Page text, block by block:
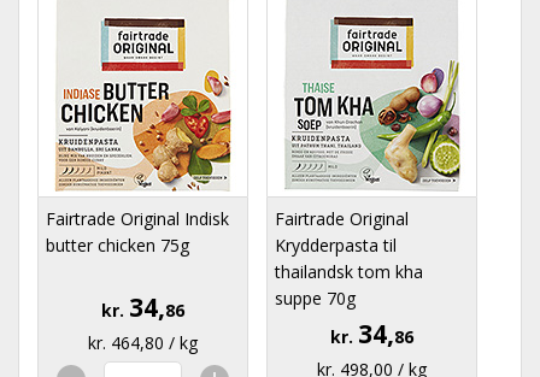
Fairtrade Original Indisk
butter chicken 75g
kr. 34,86
kr. 464,80 / kg
Fairtrade Original
Krydderpasta til
thailandsk tom kha
suppe 70g
kr. 34,86
kr. 498,00 / kg